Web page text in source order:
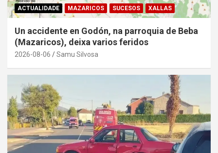
ACTUALIDADE MAZARICOS SUCESOS XALLAS
Un accidente en Godón, na parroquia de Beba
(Mazaricos), deixa varios feridos
2026-08-06 Samu Silvosa